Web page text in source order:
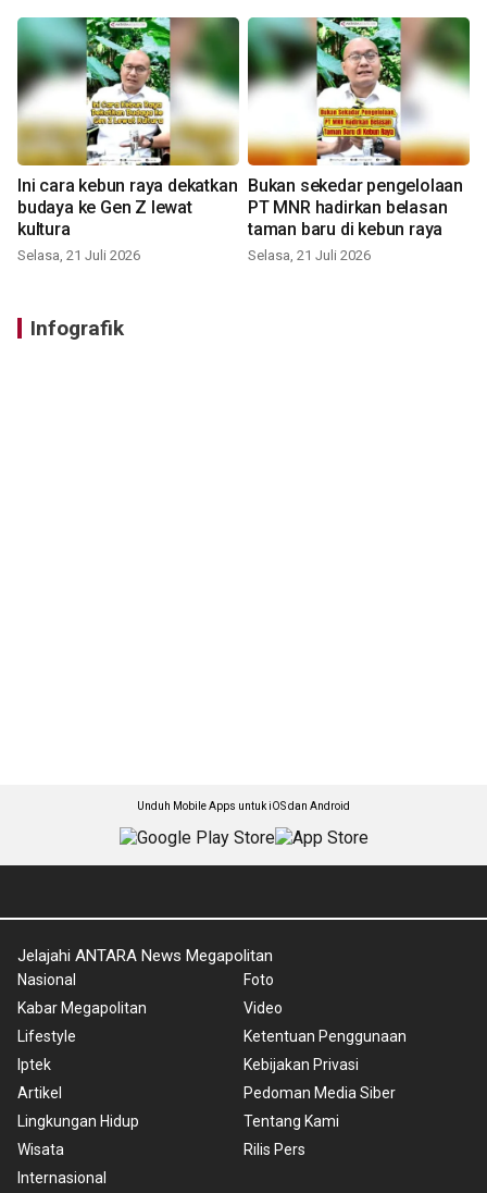
Ini cara kebun raya dekatkan
budaya ke Gen Z lewat
kultura
Selasa, 21 Juli 2026
Bukan sekedar pengelolaan
PT MNR hadirkan belasan
taman baru di kebun raya
Selasa, 21 Juli 2026
Infografik
Unduh Mobile Apps untuk iOS dan Android
Jelajahi ANTARA News Megapolitan
Nasional
Kabar Megapolitan
Lifestyle
Iptek
Artikel
Lingkungan Hidup
Wisata
Internasional
Foto
Video
Ketentuan Penggunaan
Kebijakan Privasi
Pedoman Media Siber
Tentang Kami
Rilis Pers